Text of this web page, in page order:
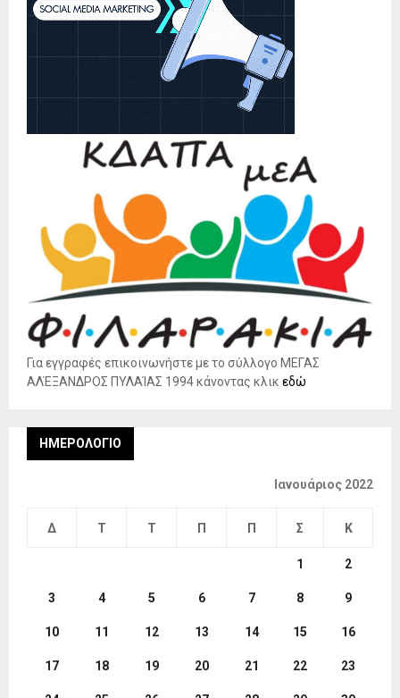
Για εγγραφές επικοινωνήστε με το σύλλογο ΜΕΓΑΣ
ΑΛΈΞΑΝΔΡΟΣ ΠΥΛΑΊΑΣ 1994 κάνοντας κλικ εδώ
ΗΜΕΡΟΛΌΓΙΟ
Ιανουάριος 2022
Δ Τ Τ Π Π Σ Κ
1 2
3 4 5 6 7 8 9
10 11 12 13 14 15 16
17 18 19 20 21 22 23